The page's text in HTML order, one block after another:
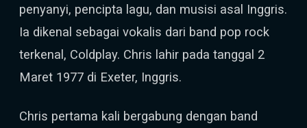
penyanyi, pencipta lagu, dan musisi asal Inggris.
Ia dikenal sebagai vokalis dari band pop rock
terkenal, Coldplay. Chris lahir pada tanggal 2
Maret 1977 di Exeter, Inggris.
Chris pertama kali bergabung dengan band